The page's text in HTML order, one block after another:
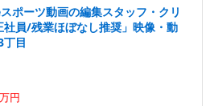
ポーツ動画の編集スタッフ・クリ
員/残業ほぼなし推奨」映像・動
目
円